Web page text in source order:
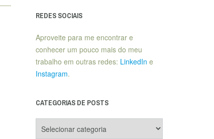
REDES SOCIAIS
Aproveite para me encontrar e
conhecer um pouco mais do meu
trabalho em outras redes: LinkedIn e
Instagram.
CATEGORIAS DE POSTS
de